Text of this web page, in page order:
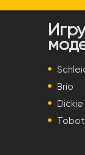
Brio